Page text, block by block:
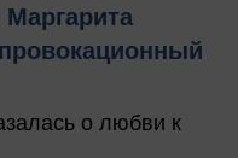
о любви к